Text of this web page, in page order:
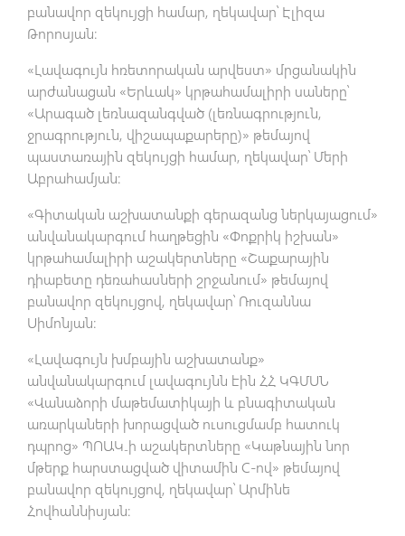
բանավոր զեկույցի համար, ղեկավար՝ Էլիզա
Թորոսյան։
«Լավագույն հռետորական արվեստ» մրցանակին
արժանացան «Երևակ» կրթահամալիրի սաները՝
«Արագած լեռնազանգված (լեռնագրություն,
ջրագրություն, վիշապաքարերը)» թեմայով
պաստառային զեկույցի համար, ղեկավար՝ Մերի
Աբրահամյան:
«Գիտական աշխատանքի գերազանց ներկայացում»
անվանակարգում հաղթեցին «Փոքրիկ իշխան»
կրթահամալիրի աշակերտները «Շաքարային
դիաբետը դեռահասների շրջանում» թեմայով
բանավոր զեկույցով, ղեկավար՝ Ռուզաննա
Սիմոնյան։
«Լավագույն խմբային աշխատանք»
անվանակարգում լավագույնն էին ՀՀ ԿԳՄՍՆ
«Վանաձորի մաթեմատիկայի և բնագիտական
առարկաների խորացված ուսուցմամբ հատուկ
դպրոց» ՊՈԱԿ֊ի աշակերտները «Կաթնային նոր
մթերք հարստացված վիտամին C-ով» թեմայով
բանավոր զեկույցով, ղեկավար՝ Արմինե
Հովհաննիսյան։